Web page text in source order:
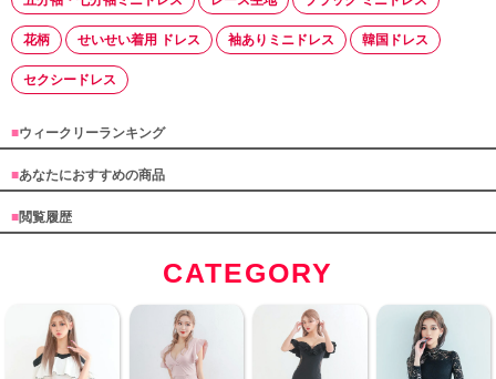
花柄 せいせい着用 ドレス 袖ありミニドレス 韓国ドレス
セクシードレス
■ウィークリーランキング
■あなたにおすすめの商品
■閲覧履歴
CATEGORY